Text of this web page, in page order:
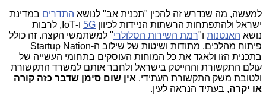
למעשה, מה שנדרש זה להכין "תכנית אב" לנושא התדרים במדינת
ישראל ולהתפתחות הרשתות הניידות לכיוון 5G
ו-IoT, לרבות
נושא האנטנות ו"רמת השירות הסלולרי" למשתמשי הקצה. זה כולל
פיתוח מהלכים, מתודות ושיטות של שילוב ה-Startup Nation
בתכנית הזו ולאגד את כל המוחות העוסקים בתחומי העשייה של
עולם התקשורת וההייטק בישראל ולחבר אותם למשרד התקשורת
ולטובת משק התקשורת העתידי. אין שום סימן שדבר כזה קורה
או יקרה, בעתיד הנראה לעין.